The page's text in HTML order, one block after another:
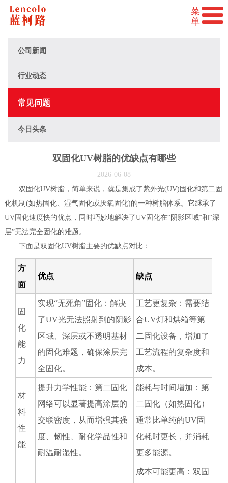
公司新闻
行业动态
常见问题
今日头条
双固化UV树脂的优缺点有哪些
2026-06-08
双固化UV树脂，简单来说，就是集成了紫外光(UV)固化和第二固
化机制(如热固化、湿气固化或厌氧固化)的一种树脂体系。它继承了
UV固化速度快的优点，同时巧妙地解决了UV固化在“阴影区域”和“深
层”无法完全固化的难题。
下面是双固化UV树脂主要的优缺点对比：
方
面
优点 缺点
固
化
能
力
实现“无死角”固化：解决
了UV光无法照射到的阴影
区域、深层或不透明基材
的固化难题，确保涂层完
全固化。
工艺更复杂：需要结
合UV灯和烘箱等第
二固化设备，增加了
工艺流程的复杂度和
成本。
材
料
性
能
提升力学性能：第二固化
网络可以显著提高涂层的
交联密度，从而增强其强
度、韧性、耐化学品性和
耐温耐湿性。
能耗与时间增加：第
二固化（如热固化）
通常比单纯的UV固
化耗时更长，并消耗
更多能源。
成本可能更高：双固